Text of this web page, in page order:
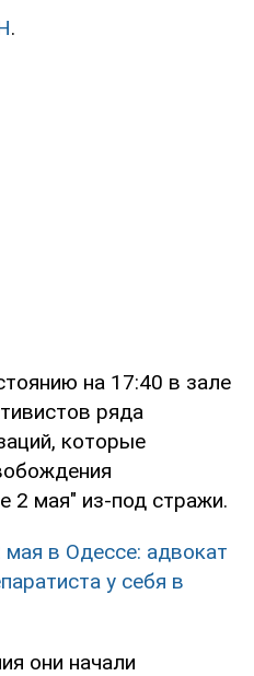
.
на 17:40 в зале
ряда
которые
2 мая" из-под стражи.
мая в Одессе: адвокат
у себя в
они начали